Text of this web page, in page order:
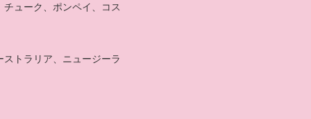
ューク、ポンペイ、コス
トラリア、ニュージーラ